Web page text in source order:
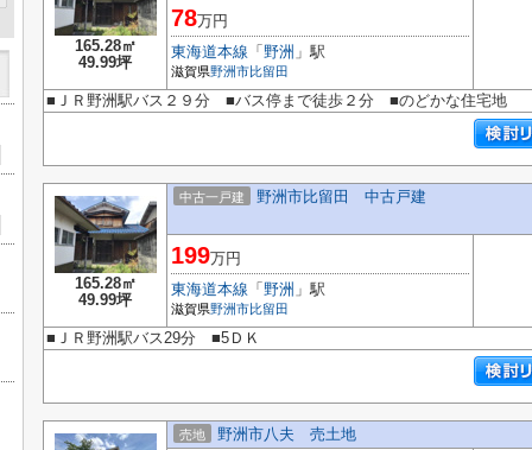
165.28㎡
49.99坪
78万円
東海道本線 「 野洲 」駅
滋賀県野洲市比留田
■ＪＲ野洲駅バス２９分 ■バス停まで徒歩２分 ■のどかな住宅地
165.28㎡
49.99坪
中古一戸建 野洲市比留田 中古戸建
199万円
東海道本線 「 野洲 」駅
滋賀県野洲市比留田
■ＪＲ野洲駅バス29分 ■5ＤＫ
売地 野洲市八夫 売土地